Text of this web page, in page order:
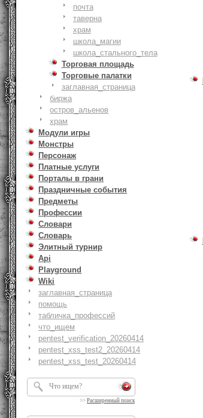
почта
таверна
храм
школа_магии
школа_стального_тела
Торговая площадь
Торговые палатки
заглавная_страница
биржа
остров_альенов
храм
Модули игры
Монстры
Персонаж
Платные услуги
Порталы в грани
Праздничные события
Предметы
Профессии
Словари
Словарь
Элитный турнир
Api
Playground
Wiki
заглавная_страница
помощь
табличка_профессий
что_ищем
pentest_verification_20260414
pentest_xss_test2_20260414
pentest_xss_test_20260414
>> Расширенный поиск